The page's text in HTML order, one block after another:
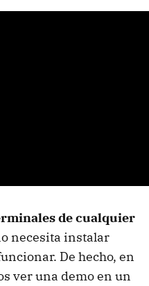
de cualquier
necesita instalar
De hecho, en
ver una demo en un